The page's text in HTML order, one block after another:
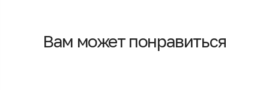
Вам может понравиться